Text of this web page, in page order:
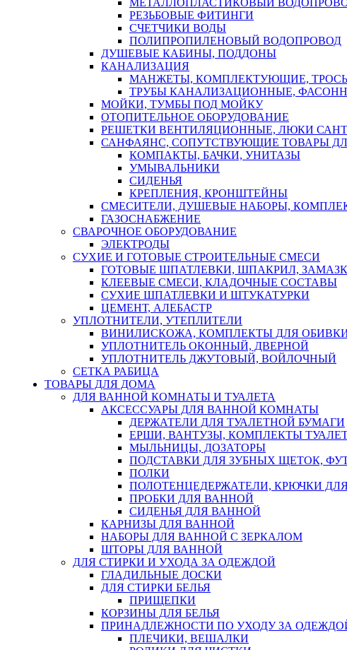
МЕТАЛЛОПЛАСТИКОВЫЙ
РЕЗЬБОВЫЕ ФИТИНГИ
СЧЕТЧИКИ ВОДЫ
ПОЛИПРОПИЛЕНОВЫЙ ВОДОПРОВОД
ДУШЕВЫЕ КАБИНЫ, ПОДДОНЫ
КАНАЛИЗАЦИЯ
МАНЖЕТЫ, КОМПЛЕКТУЮЩИЕ,
ТРУБЫ КАНАЛИЗАЦИОННЫЕ,
МОЙКИ, ТУМБЫ ПОД МОЙКУ
ОТОПИТЕЛЬНОЕ ОБОРУДОВАНИЕ
РЕШЕТКИ ВЕНТИЛЯЦИОННЫЕ, ЛЮКИ
САНФАЯНС, СОПУТСТВУЮЩИЕ ТОВАРЫ
КОМПАКТЫ, БАЧКИ, УНИТАЗЫ
УМЫВАЛЬНИКИ
СИДЕНЬЯ
КРЕПЛЕНИЯ, КРОНШТЕЙНЫ
СМЕСИТЕЛИ, ДУШЕВЫЕ НАБОРЫ,
ГАЗОСНАБЖЕНИЕ
СВАРОЧНОЕ ОБОРУДОВАНИЕ
ЭЛЕКТРОДЫ
СУХИЕ И ГОТОВЫЕ СТРОИТЕЛЬНЫЕ СМЕСИ
ГОТОВЫЕ ШПАТЛЕВКИ, ШПАКРИЛ,
КЛЕЕВЫЕ СМЕСИ, КЛАДОЧНЫЕ СОСТАВЫ
СУХИЕ ШПАТЛЕВКИ И ШТУКАТУРКИ
ЦЕМЕНТ, АЛЕБАСТР
УПЛОТНИТЕЛИ, УТЕПЛИТЕЛИ
ВИНИЛИСКОЖА, КОМПЛЕКТЫ ДЛЯ
УПЛОТНИТЕЛЬ ОКОННЫЙ, ДВЕРНОЙ
УПЛОТНИТЕЛЬ ДЖУТОВЫЙ, ВОЙЛОЧНЫЙ
СЕТКА РАБИЦА
ТОВАРЫ ДЛЯ ДОМА
ДЛЯ ВАННОЙ КОМНАТЫ И ТУАЛЕТА
АКСЕССУАРЫ ДЛЯ ВАННОЙ КОМНАТЫ
ДЕРЖАТЕЛИ ДЛЯ ТУАЛЕТНОЙ БУМАГИ
ЕРШИ, ВАНТУЗЫ, КОМПЛЕКТЫ
МЫЛЬНИЦЫ, ДОЗАТОРЫ
ПОДСТАВКИ ДЛЯ ЗУБНЫХ ЩЕТОК,
ПОЛКИ
ПОЛОТЕНЦЕДЕРЖАТЕЛИ, КРЮЧКИ
ПРОБКИ ДЛЯ ВАННОЙ
СИДЕНЬЯ ДЛЯ ВАННОЙ
КАРНИЗЫ ДЛЯ ВАННОЙ
НАБОРЫ ДЛЯ ВАННОЙ С ЗЕРКАЛОМ
ШТОРЫ ДЛЯ ВАННОЙ
ДЛЯ СТИРКИ И УХОДА ЗА ОДЕЖДОЙ
ГЛАДИЛЬНЫЕ ДОСКИ
ДЛЯ СТИРКИ БЕЛЬЯ
ПРИЩЕПКИ
КОРЗИНЫ ДЛЯ БЕЛЬЯ
ПРИНАДЛЕЖНОСТИ ПО УХОДУ ЗА
ПЛЕЧИКИ, ВЕШАЛКИ